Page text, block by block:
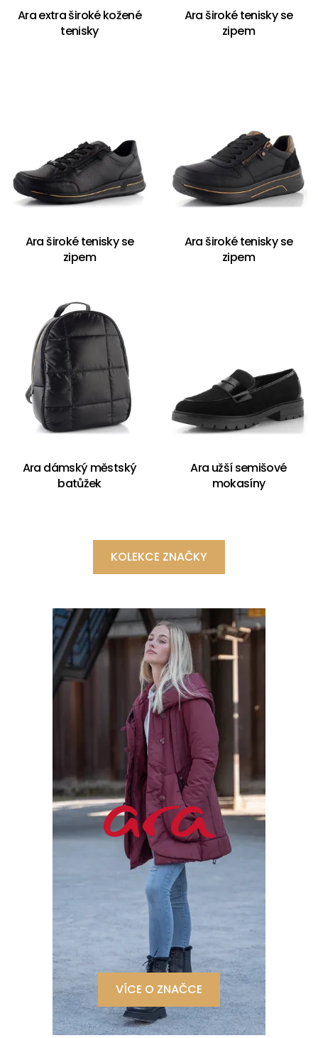
Ara extra široké kožené
tenisky
Ara široké tenisky se
zipem
Ara široké tenisky se
zipem
Ara široké tenisky se
zipem
Ara dámský městský
batůžek
Ara užší semišové
mokasíny
KOLEKCE ZNAČKY
VÍCE O ZNAČCE